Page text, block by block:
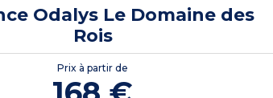
Odalys Le Domaine des
Rois
Prix à partir de